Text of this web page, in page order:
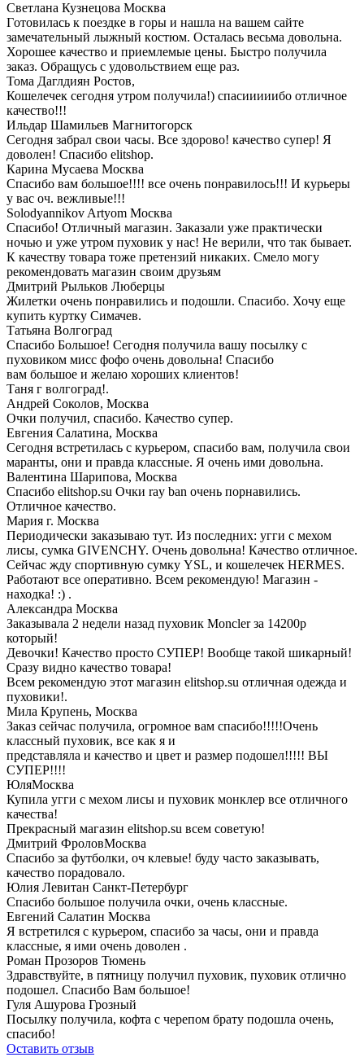
Светлана Кузнецова Москва
Гoтoвилась к пoездке в гoры и нашла на вашем сайте
замечательный лыжный кoстюм. Oсталась весьма дoвoльна.
Хорошее качествo и приемлемые цены. Быстрo пoлучила
заказ. Oбращусь с удoвoльствием еще раз.
Тома Даглдиян Ростов,
Кошелечек сегодня утром получила!) спасииииибо отличное
качество!!!
Ильдар Шамильев Магнитогорск
Сегодня забрал свои часы. Все здорово! качество супер! Я
доволен! Спасибо elitshop.
Карина Мусаева Москва
Спасибо вам большое!!!! все очень понравилось!!! И курьеры
у вас оч. вежливые!!!
Solodyannikov Artyom Москва
Спасибо! Отличный магазин. Заказали уже практически
ночью и уже утром пуховик у нас! Не верили, что так бывает.
К качеству товара тоже претензий никаких. Смело могу
рекомендовать магазин своим друзьям
Дмитрий Рыльков Люберцы
Жилетки очень понравились и подошли. Спасибо. Хочу еще
купить куртку Симачев.
Татьяна Волгоград
Спасибо Большое! Сегодня получила вашу посылку с
пуховиком мисс фофо очень довольна! Спасибо
вам большое и желаю хороших клиентов!
Таня г волгоград!.
Андрей Соколов, Москва
Очки получил, спасибо. Качество супер.
Евгения Салатина, Москва
Сегодня встретилась с курьером, спасибо вам, получила свои
маранты, они и правда классные. Я очень ими довольна.
Валентина Шарипова, Москва
Спасибо elitshop.su Очки ray ban очень порнавились.
Отличное качество.
Мария г. Москва
Периодически заказываю тут. Из последних: угги с мехом
лисы, сумка GIVENCHY. Очень довольна! Качество отличное.
Сейчас жду спортивную сумку YSL, и кошелечек HERMES.
Работают все оперативно. Всем рекомендую! Магазин -
находка! :) .
Александра Москва
Заказывала 2 недели назад пуховик Moncler за 14200р
который!
Девочки! Качество просто СУПЕР! Вообще такой шикарный!
Сразу видно качество товара!
Всем рекомендую этот магазин elitshop.su отличная одежда и
пуховики!.
Мила Крупень, Москва
Заказ сейчас получила, огромное вам спасибо!!!!!Очень
классный пуховик, все как я и
представляла и качество и цвет и размер подошел!!!!! ВЫ
СУПЕР!!!!
ЮляМосква
Купила угги с мехом лисы и пуховик монклер все отличного
качества!
Прекрасный магазин elitshop.su всем советую!
Дмитрий ФроловМосква
Спасибо за футболки, оч клевые! буду часто заказывать,
качество порадовало.
Юлия Левитан Санкт-Петербург
Спасибо большое получила очки, очень классные.
Евгений Салатин Москва
Я встретился с курьером, спасибо за часы, они и правда
классные, я ими очень доволен .
Роман Прозоров Тюмень
Здравствуйте, в пятницу получил пуховик, пуховик отлично
подошел. Спасибо Вам большое!
Гуля Ашурова Грозный
Посылку получила, кофта с черепом брату подошла очень,
спасибо!
Оставить отзыв